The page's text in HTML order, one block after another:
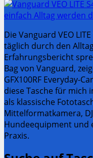
Die Vanguard VEO
täglich durch den
Erfahrungsbericht
Bag von Vanguard,
GFX100RF Everyday-
diese Tasche für mich
als klassische
Mittelformatkamera,
Hundeequipment und
Praxis.